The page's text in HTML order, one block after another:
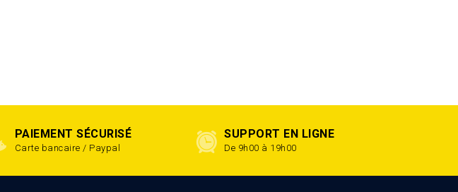
PAIEMENT SÉCURISÉ
Carte bancaire / Paypal
SUPPORT EN LIGNE
De 9h00 à 19h00